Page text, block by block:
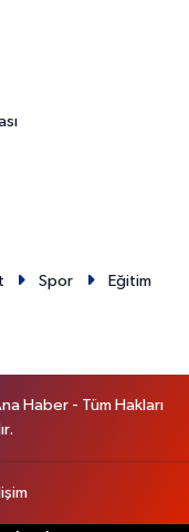
Spor
Eğitim
Haber - Tüm Hakları